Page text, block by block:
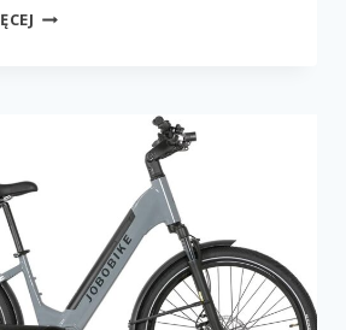
JOBOBIKE